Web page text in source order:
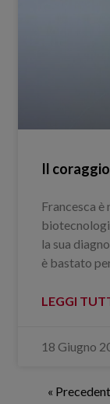
Il
Francesca è
la sua
è bastato
LEGGI
18 Giugno
«